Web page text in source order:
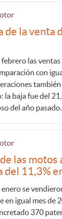
de la venta
febrero las
con
la baja fue del
del año pasado.
las motos
del 11,3%
enero se
en igual mes de
370